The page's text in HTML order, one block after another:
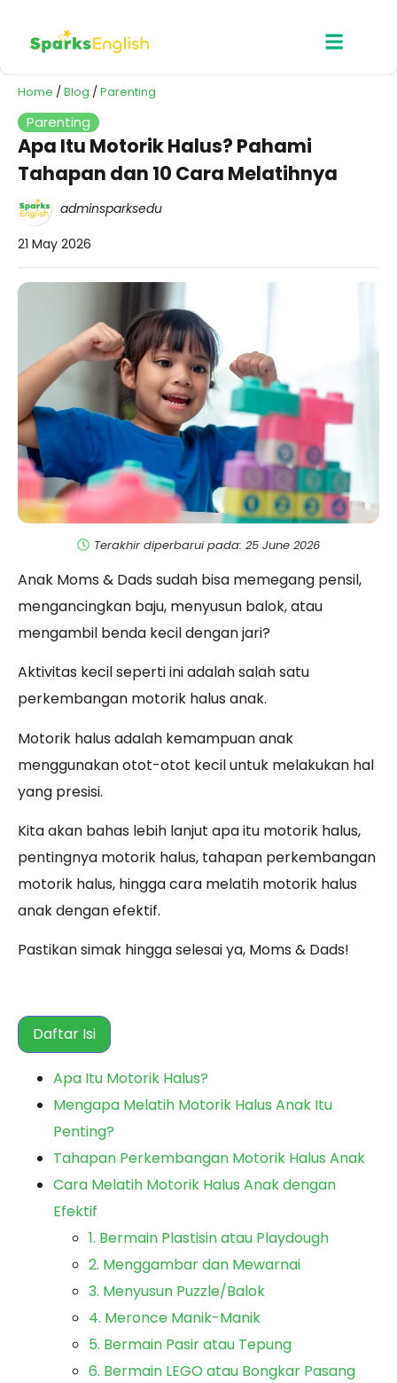
Home /Blog /Parenting
Parenting
Apa Itu Motorik Halus? Pahami
Tahapan dan 10 Cara Melatihnya
adminsparksedu
21 May 2026
Terakhir diperbarui pada: 25 June 2026
Anak Moms & Dads sudah bisa memegang pensil,
mengancingkan baju, menyusun balok, atau
mengambil benda kecil dengan jari?
Aktivitas kecil seperti ini adalah salah satu
perkembangan motorik halus anak.
Motorik halus adalah kemampuan anak
menggunakan otot-otot kecil untuk melakukan hal
yang presisi.
Kita akan bahas lebih lanjut apa itu motorik halus,
pentingnya motorik halus, tahapan perkembangan
motorik halus, hingga cara melatih motorik halus
anak dengan efektif.
Pastikan simak hingga selesai ya, Moms & Dads!
Daftar Isi
Apa Itu Motorik Halus?
Mengapa Melatih Motorik Halus Anak Itu
Penting?
Tahapan Perkembangan Motorik Halus Anak
Cara Melatih Motorik Halus Anak dengan
Efektif
1. Bermain Plastisin atau Playdough
2. Menggambar dan Mewarnai
3. Menyusun Puzzle/Balok
4. Meronce Manik-Manik
5. Bermain Pasir atau Tepung
6. Bermain LEGO atau Bongkar Pasang